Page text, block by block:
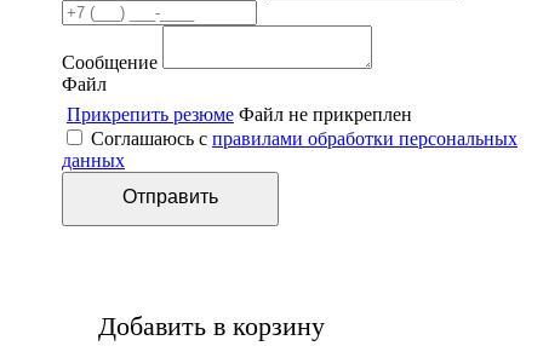
Сообщение
Файл
Прикрепить резюме Файл не прикреплен
Соглашаюсь с правилами обработки персональных
данных
Добавить в корзину